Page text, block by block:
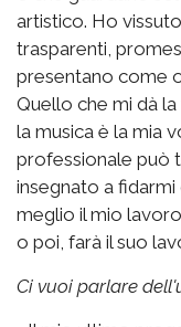
artistico. Ho
trasparenti,
presentano come
Quello che mi dà
la musica è la mia
professionale può
insegnato a
meglio il mio
o poi, farà il suo
Ci vuoi parlare